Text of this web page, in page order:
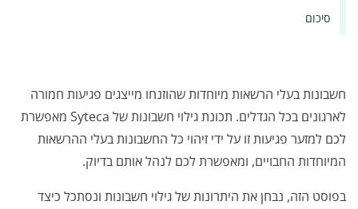
חשבונות בעלי הרשאות מיוחדות שהוזנחו מייצגים פגיעות חמורה
לארגונים בכל הגדלים. תכונת גילוי חשבונות של Syteca מאפשרת
לכם למזער פגיעות זו על ידי זיהוי כל החשבונות בעלי ההרשאות
המיוחדות החבויים, ומאפשרת לכם לנהל אותם בדיוק.
בפוסט הזה, נבחן את היתרונות של גילוי חשבונות ונסתכל כיצד
סיכום